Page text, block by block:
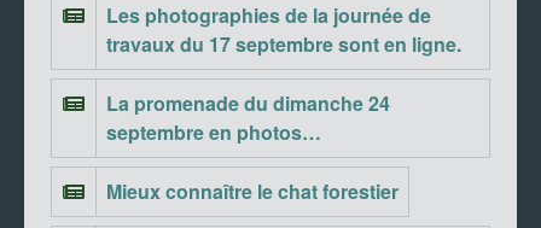
Les photographies de la journée de
travaux du 17 septembre sont en ligne.
La promenade du dimanche 24
septembre en photos…
Mieux connaître le chat forestier